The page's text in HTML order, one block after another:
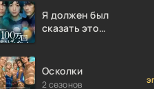
Я должен был
сказать это
Осколки
2 сезонов